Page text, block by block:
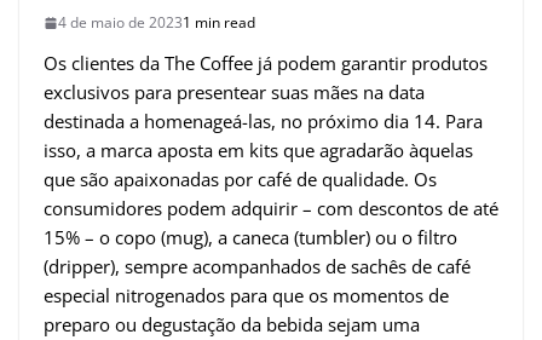
4 de maio de 20231 min read
Os clientes da The Coffee já podem garantir produtos
exclusivos para presentear suas mães na data
destinada a homenageá-las, no próximo dia 14. Para
isso, a marca aposta em kits que agradarão àquelas
que são apaixonadas por café de qualidade. Os
consumidores podem adquirir – com descontos de até
15% – o copo (mug), a caneca (tumbler) ou o filtro
(dripper), sempre acompanhados de sachês de café
especial nitrogenados para que os momentos de
preparo ou degustação da bebida sejam uma